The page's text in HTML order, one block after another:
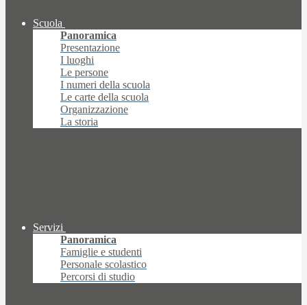
Scuola
Panoramica
Presentazione
I luoghi
Le persone
I numeri della scuola
Le carte della scuola
Organizzazione
La storia
Servizi
Panoramica
Famiglie e studenti
Personale scolastico
Percorsi di studio